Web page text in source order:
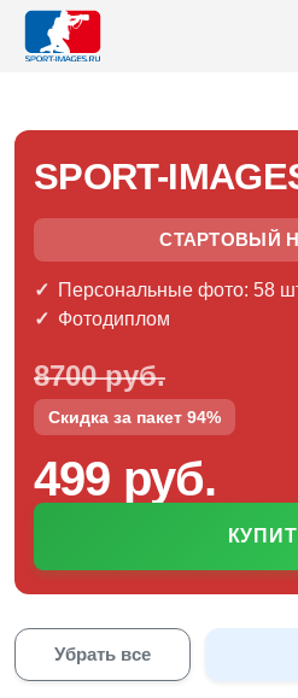
SPORT-
СТАРТОВЫЙ
Персональные фото: 58
Фотодиплом
8700 руб.
Скидка за пакет 94%
499 руб.
Убрать все